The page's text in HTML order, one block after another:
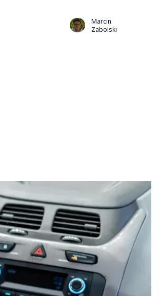
Marcin
Zabolski